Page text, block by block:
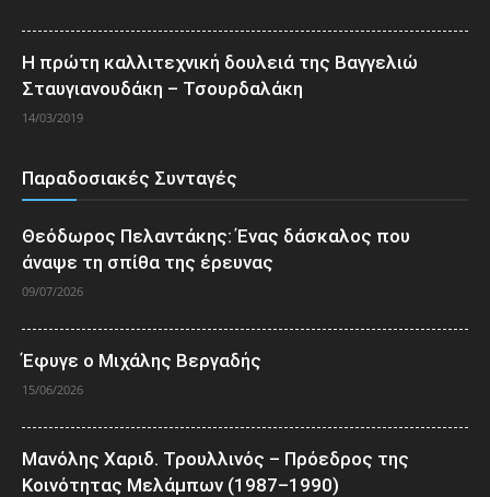
Η πρώτη καλλιτεχνική δουλειά της Βαγγελιώ
Σταυγιανουδάκη – Τσουρδαλάκη
14/03/2019
Παραδοσιακές Συνταγές
Θεόδωρος Πελαντάκης: Ένας δάσκαλος που
άναψε τη σπίθα της έρευνας
09/07/2026
Έφυγε ο Μιχάλης Βεργαδής
15/06/2026
Μανόλης Χαριδ. Τρουλλινός – Πρόεδρος της
Κοινότητας Μελάμπων (1987–1990)